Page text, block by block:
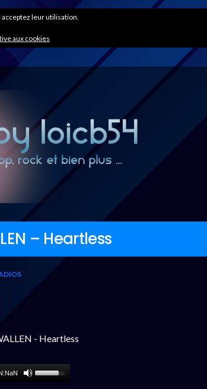
– Heartless
- Heartless
leur utilisation.
aux cookies